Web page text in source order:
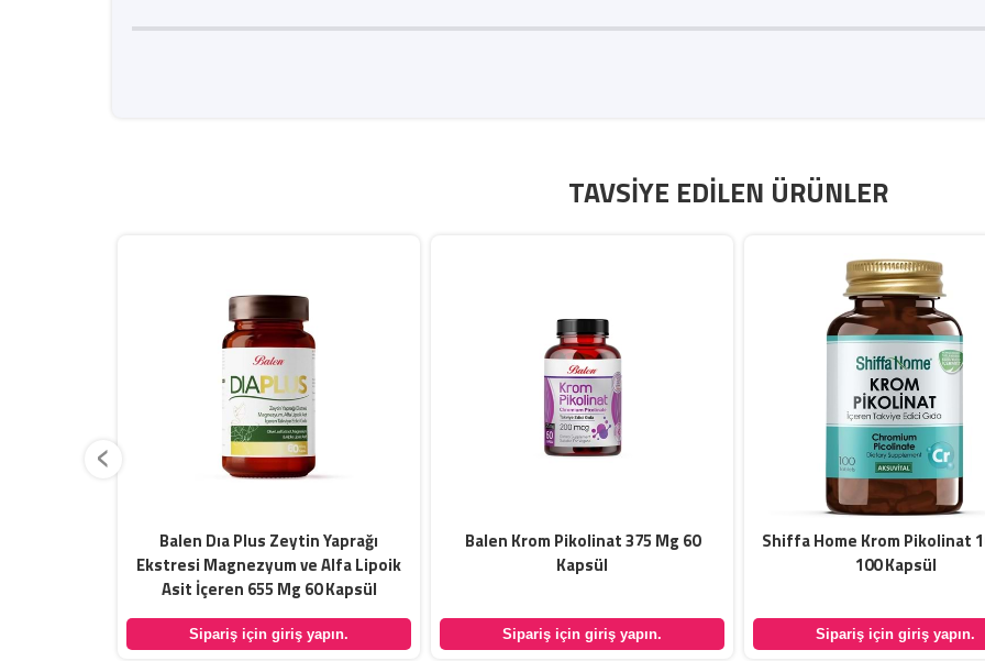
TAVSIYE EDILEN ÜRÜNLER
Balen Dıa Plus Zeytin Yaprağı
Ekstresi Magnezyum ve Alfa Lipoik
Asit İçeren 655 Mg 60 Kapsül
Sipariş için giriş yapın.
Balen Krom Pikolinat 375 Mg 60
Kapsül
Sipariş için giriş yapın.
Shiffa Home Krom Pikolinat
100 Kapsül
Sipariş için giriş yapın.
‹